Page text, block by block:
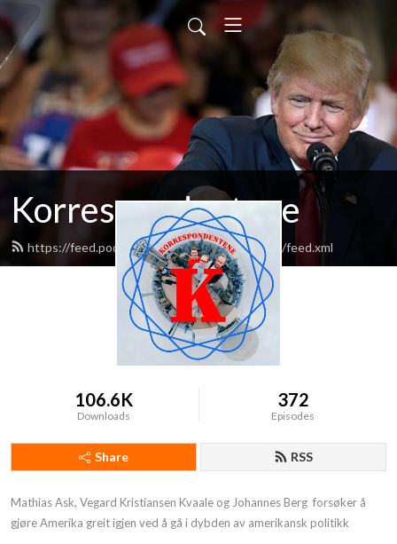
Korrespondentene
https://feed.podbean.com/korrespondentene/feed.xml
106.6K
Downloads
372
Episodes
Share RSS
Mathias Ask, Vegard Kristiansen Kvaale og Johannes Berg  forsøker å
gjøre Amerika greit igjen ved å gå i dybden av amerikansk politikk